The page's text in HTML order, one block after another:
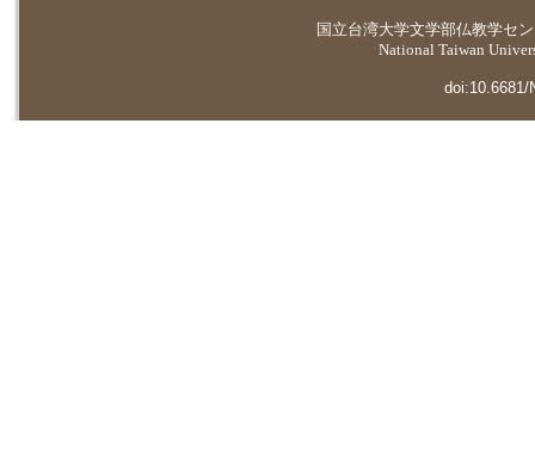
国立台湾大学文学部仏教学セ
National Taiwan
doi:10.6681/